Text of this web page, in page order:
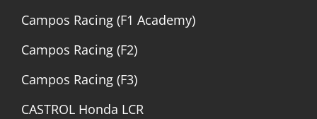
Campos Racing (F1 Academy)
Campos Racing (F2)
Campos Racing (F3)
CASTROL Honda LCR